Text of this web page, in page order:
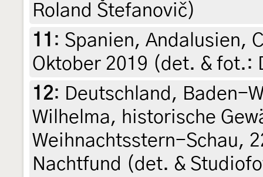
Roland Štefanovič)
11 : Spanien, Andalusien,
Oktober 2019 (det. & fot.:
12: Deutschland, Baden-
Wilhelma, historische
Weihnachtsstern-Schau,
Nachtfund (det. &